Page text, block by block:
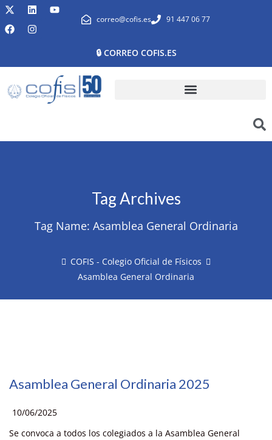
correo@cofis.es 91 447 06 77
🔒 CORREO COFIS.ES
Tag Archives
Tag Name: Asamblea General Ordinaria
COFIS - Colegio Oficial de Físicos
Asamblea General Ordinaria
Asamblea General Ordinaria 2025
10/06/2025
Se convoca a todos los colegiados a la Asamblea General